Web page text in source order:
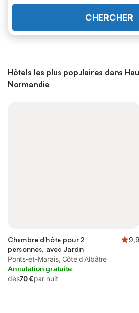
CHERCHER
Hôtels les plus populaires dans
Normandie
Chambre d’hôte pour 2
personnes, avec Jardin
9,9
Ponts-et-Marais, Côte d'Albâtre
Annulation gratuite
dès70 €par nuit